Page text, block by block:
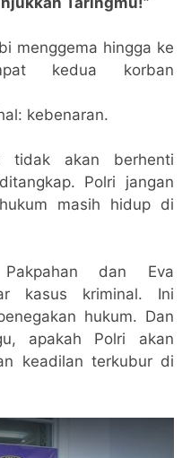
menggema hingga ke
kedua korban
kebenaran.
tidak akan berhenti
Polri jangan
masih hidup di
Pakpahan dan Eva
kasus kriminal. Ini
hukum. Dan
apakah Polri akan
keadilan terkubur di